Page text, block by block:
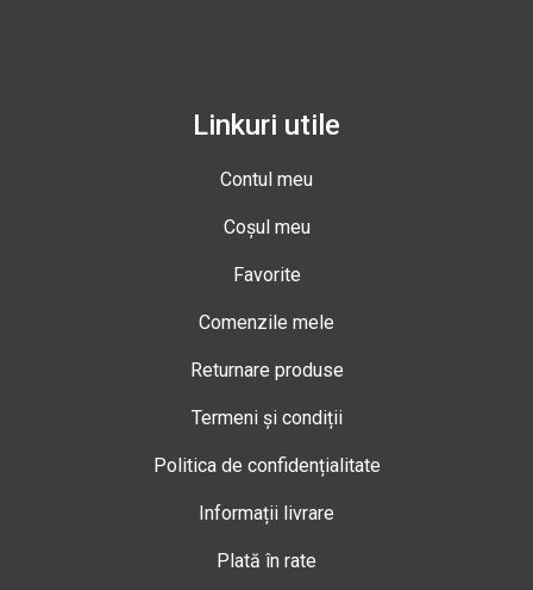
Linkuri utile
Contul meu
Coșul meu
Favorite
Comenzile mele
Returnare produse
Termeni și condiții
Politica de confidențialitate
Informații livrare
Plată în rate